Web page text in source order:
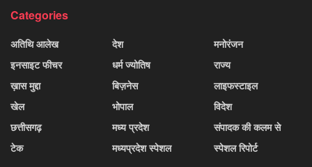
Categories
अतिथि आलेख
इनसाइट फीचर
ख़ास मुद्दा
खेल
छत्तीसगढ़
टेक
देश
धर्म ज्योतिष
बिज़नेस
भोपाल
मध्य प्रदेश
मध्यप्रदेश स्पेशल
मनोरंजन
राज्य
लाइफस्टाइल
विदेश
संपादक की कलम से
स्पेशल रिपोर्ट